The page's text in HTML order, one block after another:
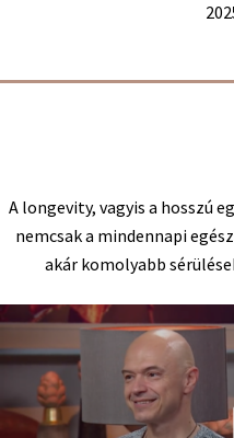
A longevity, vagyis a hosszú
nemcsak a mindennapi
akár komolyabb